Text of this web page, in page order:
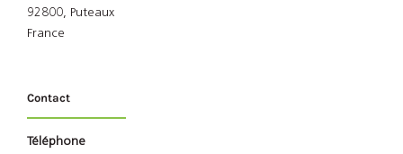
92800, Puteaux
France
Contact
Téléphone